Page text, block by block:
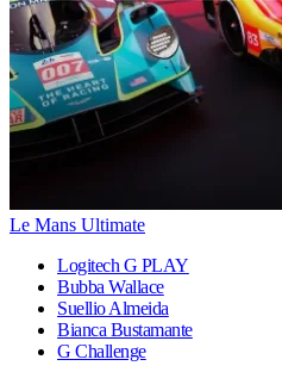
Le Mans Ultimate
Logitech G PLAY
Bubba Wallace
Suellio Almeida
Bianca Bustamante
G Challenge